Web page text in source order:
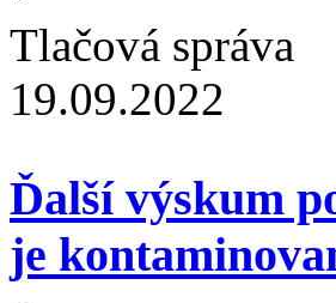
Tlačová správa
19.09.2022
Ďalší výskum
je